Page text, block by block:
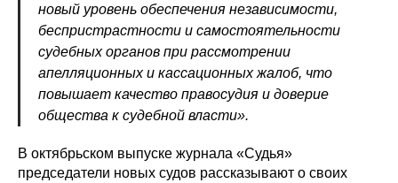
новый уровень обеспечения независимости,
беспристрастности и самостоятельности
судебных органов при рассмотрении
апелляционных и кассационных жалоб, что
повышает качество правосудия и доверие
общества к судебной власти».
В октябрьском выпуске журнала «Судья»
председатели новых судов рассказывают о своих